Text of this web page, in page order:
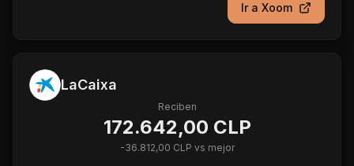
Ir a Xoom
LaCaixa
Reciben
172.642,00 CLP
-36.812,00 CLP vs mejor